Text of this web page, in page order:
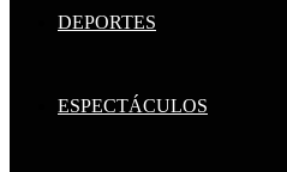
DEPORTES
ESPECTÁCULOS